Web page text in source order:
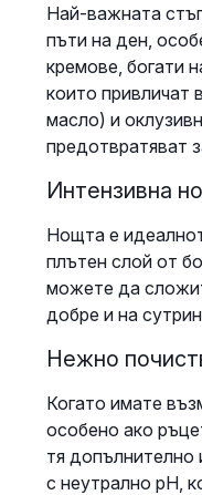
Най-важната
пъти на ден,
кремове, богати
които привличат
масло) и
предотвратяват
Интензивна
Нощта е
плътен слой от
можете да
добре и на
Нежно
Когато имате
особено ако
тя допълнително
с неутрално pH,